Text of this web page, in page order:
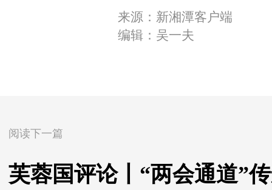
来源：新湘潭客户端
编辑：吴一夫
阅读下一篇
芙蓉国评论丨“两会通道”